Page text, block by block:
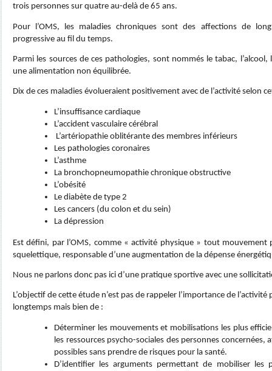
trois personnes sur quatre au-delà de 65 ans.
Pour l’OMS, les maladies chroniques sont des affections de
progressive au fil du temps.
Parmi les sources de ces pathologies, sont nommés le tabac,
une alimentation non équilibrée.
Dix de ces maladies évolueraient positivement avec de l’activité selon
L’insuffisance cardiaque
L’accident vasculaire cérébral
L’artériopathie oblitérante des membres inférieurs
Les pathologies coronaires
L’asthme
La bronchopneumopathie chronique obstructive
L’obésité
Le diabète de type 2
Les cancers (du colon et du sein)
La dépression
Est défini, par l’OMS, comme « activité physique » tout
squelettique, responsable d’une augmentation de la dépense
Nous ne parlons donc pas ici d’une pratique sportive avec une
L’objectif de cette étude n’est pas de rappeler l’importance de
longtemps mais bien de :
Déterminer les mouvements et mobilisations les plus
les ressources psycho-sociales des personnes concernées,
possibles sans prendre de risques pour la santé.
D’identifier les arguments permettant de mobiliser les